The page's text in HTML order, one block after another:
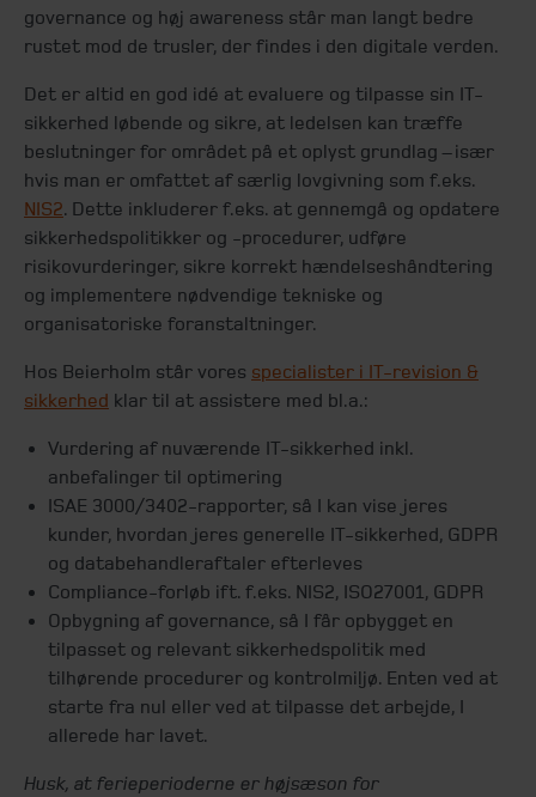
governance og høj awareness står man langt bedre
rustet mod de trusler, der findes i den digitale verden.
Det er altid en god idé at evaluere og tilpasse sin IT-
sikkerhed løbende og sikre, at ledelsen kan træffe
beslutninger for området på et oplyst grundlag – især
hvis man er omfattet af særlig lovgivning som f.eks.
NIS2. Dette inkluderer f.eks. at gennemgå og opdatere
sikkerhedspolitikker og -procedurer, udføre
risikovurderinger, sikre korrekt hændelseshåndtering
og implementere nødvendige tekniske og
organisatoriske foranstaltninger.
Hos Beierholm står vores specialister i IT-revision &
sikkerhed klar til at assistere med bl.a.:
Vurdering af nuværende IT-sikkerhed inkl.
anbefalinger til optimering
ISAE 3000/3402-rapporter, så I kan vise jeres
kunder, hvordan jeres generelle IT-sikkerhed, GDPR
og databehandleraftaler efterleves
Compliance-forløb ift. f.eks. NIS2, ISO27001, GDPR
Opbygning af governance, så I får opbygget en
tilpasset og relevant sikkerhedspolitik med
tilhørende procedurer og kontrolmiljø. Enten ved at
starte fra nul eller ved at tilpasse det arbejde, I
allerede har lavet.
Husk, at ferieperioderne er højsæson for